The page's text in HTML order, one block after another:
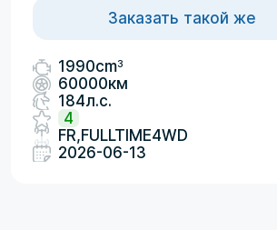
Заказать такой же
1990cm3
60000км
184л.с.
4
FR,FULLTIME4WD
2026-06-13